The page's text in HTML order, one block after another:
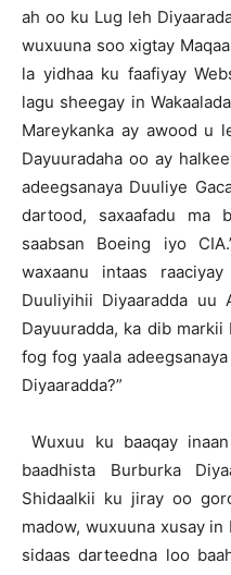
ah oo ku Lug leh
wuxuuna soo xigtay
la yidhaa ku faafiyay
lagu sheegay in
Mareykanka ay awood u
Dayuuradaha oo ay
adeegsanaya Duuliye
dartood, saxaafadu ma
saabsan Boeing iyo
waxaanu intaas
Duuliyihii Diyaaradda uu
Dayuuradda, ka dib
fog fog yaala
Diyaaradda?”
Wuxuu ku baaqay
baadhista Burburka
Shidaalkii ku jiray oo
madow, wuxuuna xusay
sidaas darteedna loo